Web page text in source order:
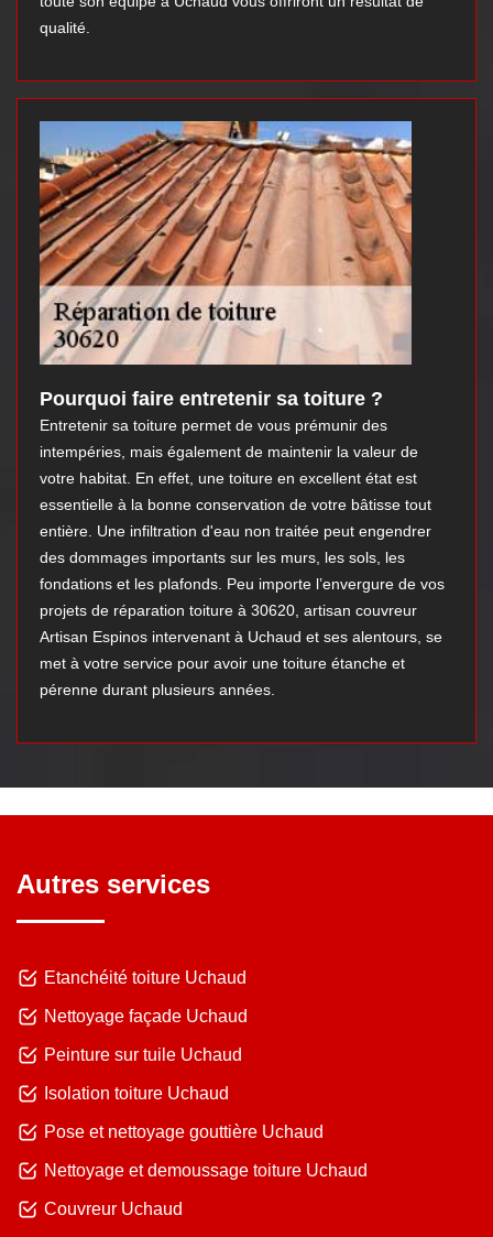
qualité.
Pourquoi faire entretenir sa toiture ?
Entretenir sa toiture permet de vous prémunir des
intempéries, mais également de maintenir la valeur de
votre habitat. En effet, une toiture en excellent état est
essentielle à la bonne conservation de votre bâtisse tout
entière. Une infiltration d'eau non traitée peut engendrer
des dommages importants sur les murs, les sols, les
fondations et les plafonds. Peu importe l’envergure de vos
projets de réparation toiture à 30620, artisan couvreur
Artisan Espinos intervenant à Uchaud et ses alentours, se
met à votre service pour avoir une toiture étanche et
pérenne durant plusieurs années.
Autres services
Etanchéité toiture Uchaud
Nettoyage façade Uchaud
Peinture sur tuile Uchaud
Isolation toiture Uchaud
Pose et nettoyage gouttière Uchaud
Nettoyage et demoussage toiture Uchaud
Couvreur Uchaud